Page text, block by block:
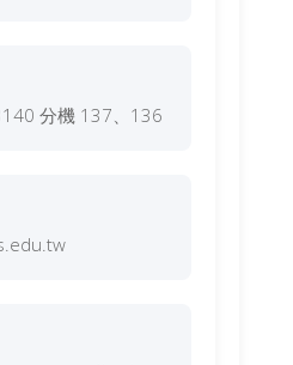
分機 137、136